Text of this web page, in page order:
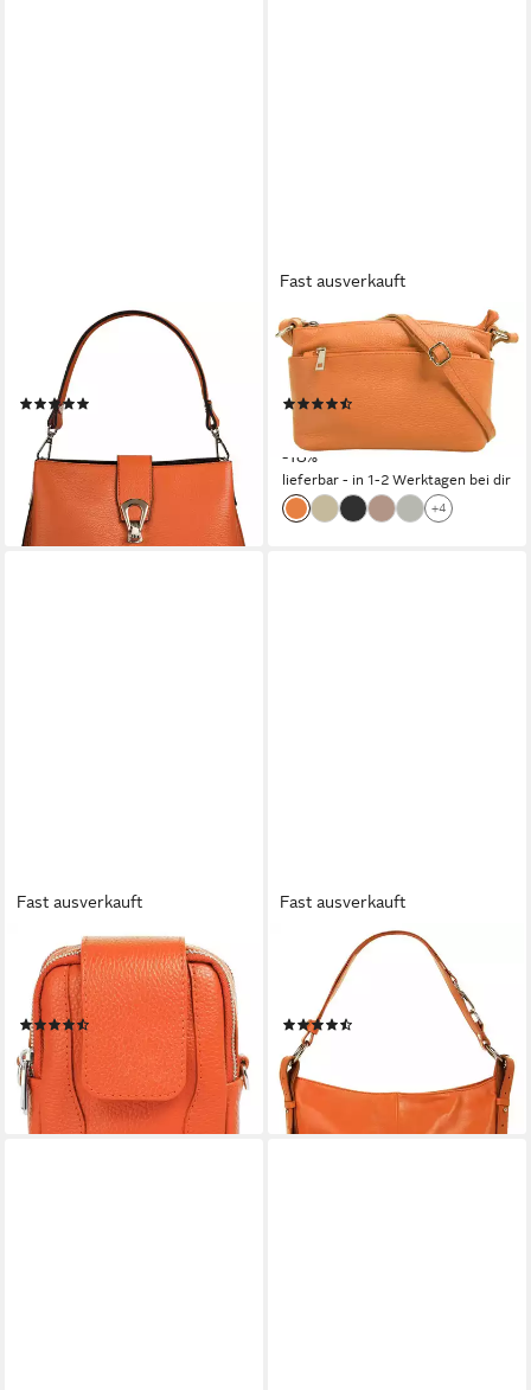
Umhängetasche, echt Leder,
Made in Italy
69,95 €
lieferbar - in 6-8 Werktagen bei dir
Fast ausverkauft
CLUTY
Umhängetasche, echt Leder,
Made in Italy
32,95 € 39,95 €
-18%
lieferbar - in 1-2 Werktagen bei dir
+4
Fast ausverkauft
SAMANTHA LOOK
Umhängetasche, echt Leder,
Made in Italy
(30)
32,95 €
lieferbar - in 6-8 Werktagen bei dir
+2
Fast ausverkauft
SAMANTHA LOOK
Umhängetasche, echt Leder,
Made in Italy
69,95 €
lieferbar - in 6-8 Werktagen bei dir